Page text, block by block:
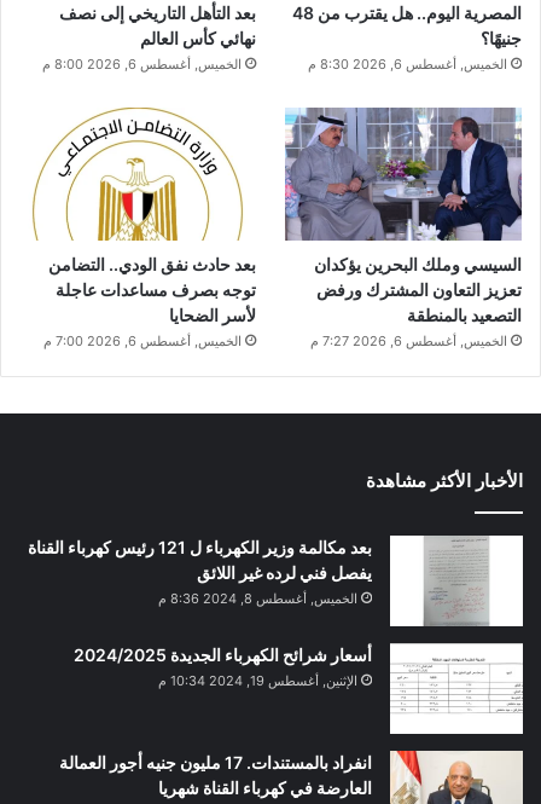
المصرية اليوم.. هل يقترب من 48
جنيهًا؟
الخميس, أغسطس 6, 2026 8:30 م
بعد التأهل التاريخي إلى نصف
نهائي كأس العالم
الخميس, أغسطس 6, 2026 8:00 م
السيسي وملك البحرين يؤكدان
تعزيز التعاون المشترك ورفض
التصعيد بالمنطقة
الخميس, أغسطس 6, 2026 7:27 م
بعد حادث نفق الودي.. التضامن
توجه بصرف مساعدات عاجلة
لأسر الضحايا
الخميس, أغسطس 6, 2026 7:00 م
الأخبار الأكثر مشاهدة
بعد مكالمة وزير الكهرباء ل 121 رئيس كهرباء القناة
يفصل فني لرده غير اللائق
الخميس, أغسطس 8, 2024 8:36 م
أسعار شرائح الكهرباء الجديدة 2024/2025
الإثنين, أغسطس 19, 2024 10:34 م
انفراد بالمستندات. 17 مليون جنيه أجور العمالة
العارضة في كهرباء القناة شهريا